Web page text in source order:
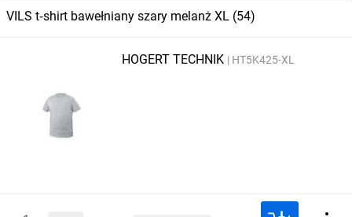
VILS t‑shirt bawełniany szary melanż XL (54)
HOGERT TECHNIK HT5K425-XL